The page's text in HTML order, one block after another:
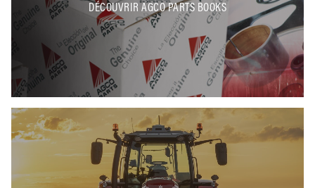
DÉCOUVRIR AGCO PARTS BOOKS